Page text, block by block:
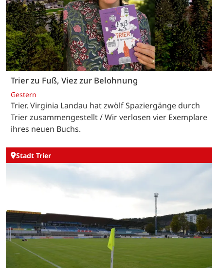
Trier zu Fuß, Viez zur Belohnung
Gestern
Trier. Virginia Landau hat zwölf Spaziergänge durch
Trier zusammengestellt / Wir verlosen vier Exemplare
ihres neuen Buchs.
Stadt Trier